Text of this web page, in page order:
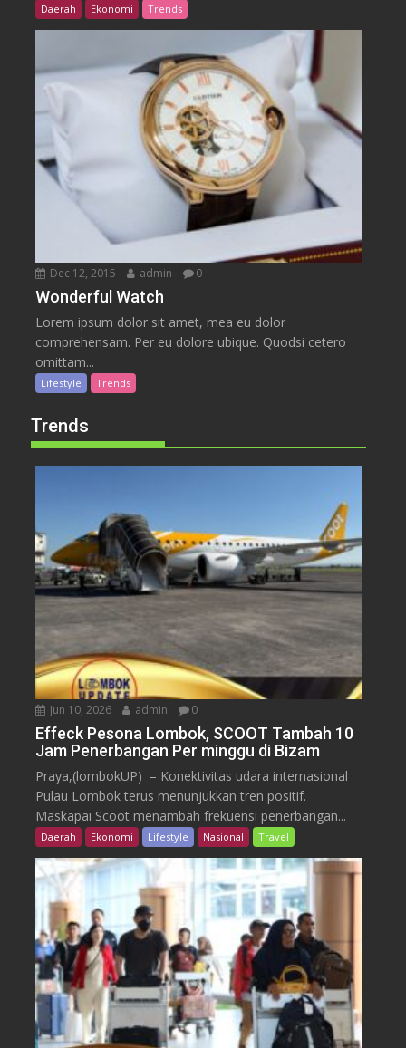
Daerah Ekonomi Trends
Dec 12, 2015 admin 0
Wonderful Watch
Lorem ipsum dolor sit amet, mea eu dolor
comprehensam. Per eu dolore ubique. Quodsi cetero
omittam...
Lifestyle Trends
Trends
Jun 10, 2026 admin 0
Effeck Pesona Lombok, SCOOT Tambah 10
Jam Penerbangan Per minggu di Bizam
Praya,(lombokUP) – Konektivitas udara internasional
Pulau Lombok terus menunjukkan tren positif.
Maskapai Scoot menambah frekuensi penerbangan...
Daerah Ekonomi Lifestyle Nasional Travel